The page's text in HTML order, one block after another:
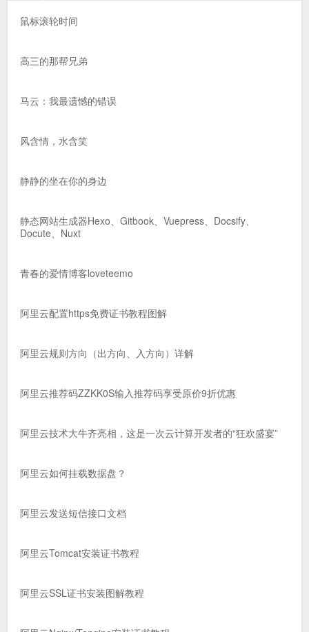
鼠标滚轮时间
高三的那帮兄弟
马云：我最遗憾的错误
风含情，水含笑
静静的坐在你的身边
静态网站生成器Hexo、Gitbook、Vuepress、Docsify、
Docute、Nuxt
青春的爱情博客loveteemo
阿里云配置https免费证书教程图解
阿里云规则方向（出方向、入方向）详解
阿里云推荐码ZZKK0S输入推荐码享受原价9折优惠
阿里云技术大牛齐亮相，这是一次云计算开发者的“狂欢盛宴”
阿里云如何挂载数据盘？
阿里云发送短信接口文档
阿里云Tomcat安装证书教程
阿里云SSL证书安装图解教程